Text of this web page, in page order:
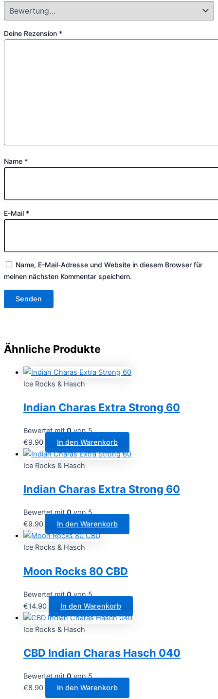
Deine Rezension *
Name *
E-Mail *
Name, E-Mail-Adresse und Website in diesem Browser für
meinen nächsten Kommentar speichern.
Ähnliche Produkte
Ice Rocks & Hasch
Indian Charas Extra Strong 60
Bewertet mit0von 5
€9.90 In den Warenkorb
Ice Rocks & Hasch
Indian Charas Extra Strong 60
Bewertet mit0von 5
€9.90 In den Warenkorb
Ice Rocks & Hasch
Moon Rocks 80 CBD
Bewertet mit0von 5
€14.90 In den Warenkorb
Ice Rocks & Hasch
CBD Indian Charas Hasch 040
Bewertet mit0von 5
€8.90 In den Warenkorb